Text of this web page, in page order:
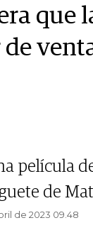
que
película
de
de 2023 09.48